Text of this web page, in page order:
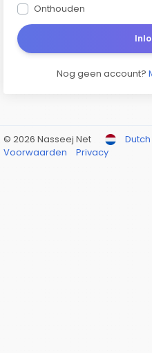
Onthouden
Nog geen account?
© 2026 Nasseej Net
Dutch
Voorwaarden
Privacy